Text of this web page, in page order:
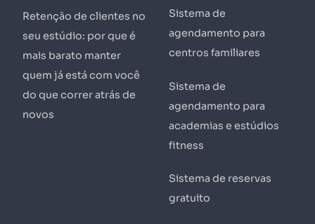
Retenção de clientes no
seu estúdio: por que é
mais barato manter
quem já está com você
do que correr atrás de
novos
Sistema de
agendamento para
centros familiares
Sistema de
agendamento para
academias e estúdios
fitness
Sistema de reservas
gratuito